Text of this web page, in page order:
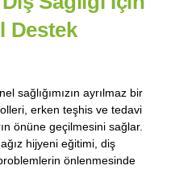
Destek
sağlığımızın ayrılmaz bir
erken teşhis ve tedavi
önüne geçilmesini sağlar.
hijyeni eğitimi, diş
önlenmesinde